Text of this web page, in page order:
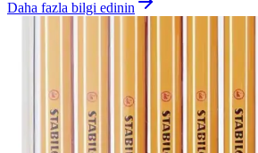
Daha fazla bilgi edinin